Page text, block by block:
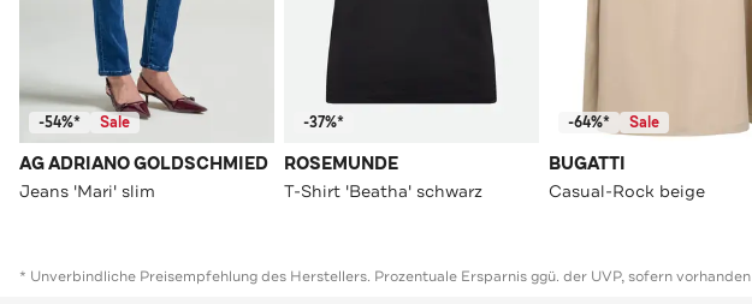
-54%* Sale
AG ADRIANO GOLDSCHMIED
Jeans 'Mari' slim
-37%*
ROSEMUNDE
T-Shirt 'Beatha' schwarz
-64%* Sale
BUGATTI
Casual-Rock beige
* Unverbindliche Preisempfehlung des Herstellers. Prozentuale Ersparnis ggü. der UVP, sofern vorhanden